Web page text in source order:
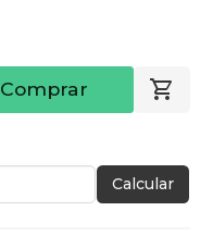
Comprar
Calcular